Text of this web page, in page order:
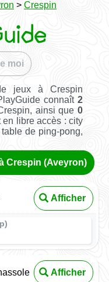
> Crespin
moi
jeux à Crespin
connaît2
ainsi que0
libre accès : city
de ping-pong,
Crespin (Aveyron)
Afficher
Afficher